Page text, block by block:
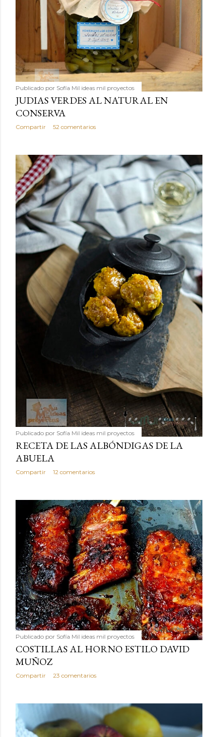
Publicado por Sofía Mil ideas mil proyectos
JUDIAS VERDES AL NATURAL EN
CONSERVA
Compartir 52 comentarios
Publicado por Sofía Mil ideas mil proyectos
RECETA DE LAS ALBÓNDIGAS DE LA
ABUELA
Compartir 12 comentarios
Publicado por Sofía Mil ideas mil proyectos
COSTILLAS AL HORNO ESTILO DAVID
MUÑOZ
Compartir 23 comentarios